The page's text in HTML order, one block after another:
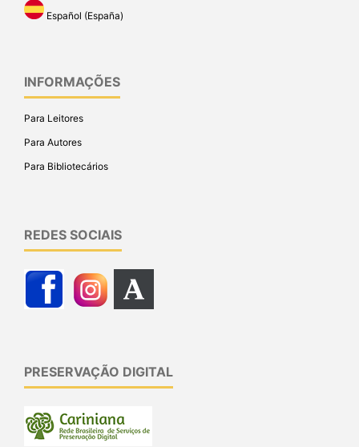
Español (España)
INFORMAÇÕES
Para Leitores
Para Autores
Para Bibliotecários
REDES SOCIAIS
PRESERVAÇÃO DIGITAL